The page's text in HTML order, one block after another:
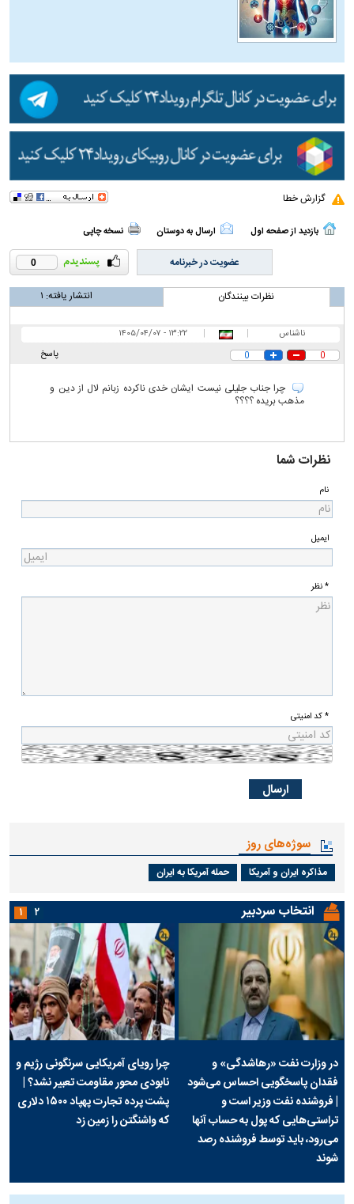
گزارش خطا
بازدید از صفحه اول ارسال به دوستان نسخه چاپی
0 عضویت در خبرنامه
نظرات بینندگان انتشار یافته: ۱
ناشناس |
|
۱۳:۲۲ - ۱۴۰۵/۰۴/۰۷
پاسخ
0
0
چرا جناب جلیلی نیست ایشان خدی ناکرده زبانم لال از دین و
مذهب بریده ؟؟؟؟
نظرات شما
نام
ایمیل
* نظر
* کد امنیتی
سوژه‌های روز
مذاکره ایران و آمریکا حمله آمریکا به ایران
انتخاب سردبیر
در وزارت نفت «رهاشدگی» و
فقدان پاسخگویی احساس می‌شود
| فروشنده نفت وزیر است و
تراستی‌هایی که پول به حساب آنها
می‌رود، باید توسط فروشنده رصد
شوند
چرا رویای آمریکایی سرنگونی رژیم و
نابودی محور مقاومت تعبیر نشد؟ |
پشت پرده تجارت پهپاد‌ ۱۵۰۰ دلاری
که واشنگتن را زمین زد
۱ ۲